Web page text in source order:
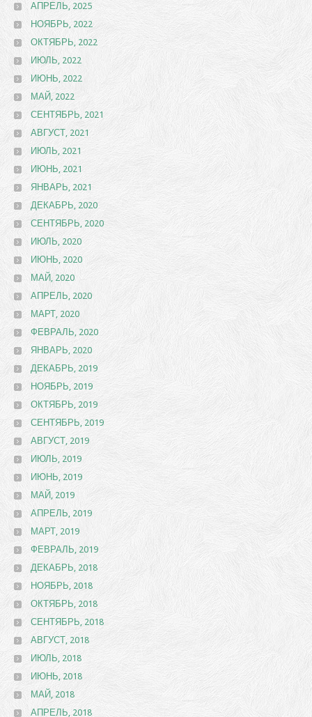
АПРЕЛЬ, 2025
НОЯБРЬ, 2022
ОКТЯБРЬ, 2022
ИЮЛЬ, 2022
ИЮНЬ, 2022
МАЙ, 2022
СЕНТЯБРЬ, 2021
АВГУСТ, 2021
ИЮЛЬ, 2021
ИЮНЬ, 2021
ЯНВАРЬ, 2021
ДЕКАБРЬ, 2020
СЕНТЯБРЬ, 2020
ИЮЛЬ, 2020
ИЮНЬ, 2020
МАЙ, 2020
АПРЕЛЬ, 2020
МАРТ, 2020
ФЕВРАЛЬ, 2020
ЯНВАРЬ, 2020
ДЕКАБРЬ, 2019
НОЯБРЬ, 2019
ОКТЯБРЬ, 2019
СЕНТЯБРЬ, 2019
АВГУСТ, 2019
ИЮЛЬ, 2019
ИЮНЬ, 2019
МАЙ, 2019
АПРЕЛЬ, 2019
МАРТ, 2019
ФЕВРАЛЬ, 2019
ДЕКАБРЬ, 2018
НОЯБРЬ, 2018
ОКТЯБРЬ, 2018
СЕНТЯБРЬ, 2018
АВГУСТ, 2018
ИЮЛЬ, 2018
ИЮНЬ, 2018
МАЙ, 2018
АПРЕЛЬ, 2018